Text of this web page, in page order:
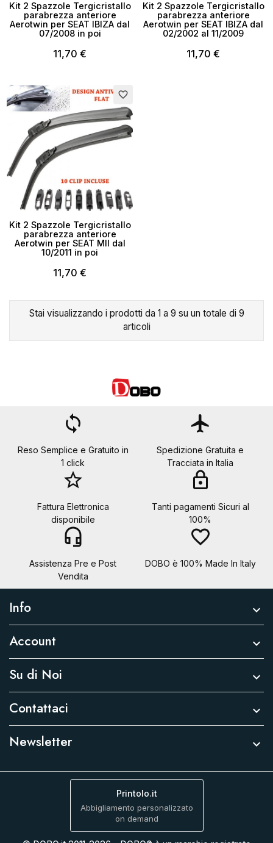
Kit 2 Spazzole Tergicristallo
parabrezza anteriore
Aerotwin per SEAT IBIZA dal
07/2008 in poi
11,70 €
Kit 2 Spazzole Tergicristallo
parabrezza anteriore
Aerotwin per SEAT IBIZA dal
02/2002 al 11/2009
11,70 €
favorite_border
Kit 2 Spazzole Tergicristallo
parabrezza anteriore
Aerotwin per SEAT MII dal
10/2011 in poi
11,70 €
Stai visualizzando i prodotti da 1 a 9 su un totale di 9
articoli
loop
Reso Semplice e Gratuito in
1 click
flight
Spedizione Gratuita e
Tracciata in Italia
star_border
Fattura Elettronica
disponibile
lock
Tanti pagamenti Sicuri al
100%
headset_mic
Assistenza Pre e Post
Vendita
favorite_border
DOBO è 100% Made In Italy
Info 
Account 
Su di Noi 
Contattaci 
Newsletter 
Printolo.it
Abbigliamento personalizzato
on demand